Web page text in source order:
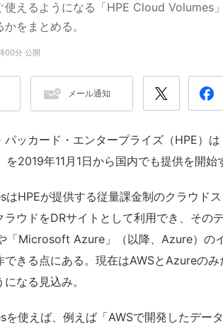
使えるようになる「HPE Cloud Volumes
をまとめる。
00分 公開
メール通知
ッカード・エンタープライズ（HPE）
2019年11月1日から国内でも提供を開始
HPEが提供する従量課金制のクラウド
ラウドをDRサイトとして利用でき、その
「Microsoft Azure」（以降、Azure）の
できる点にある。現在はAWSとAzureの
なる見込み。
使えば、例えば「AWSで開発したデー